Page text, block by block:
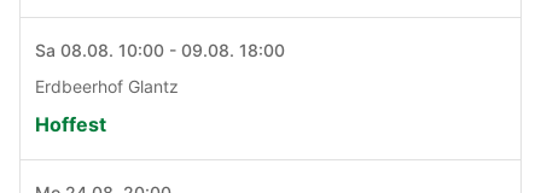
Sa 08.08. 10:00 - 09.08. 18:00
Erdbeerhof Glantz
Hoffest